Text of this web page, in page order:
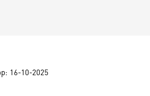
16-10-2025